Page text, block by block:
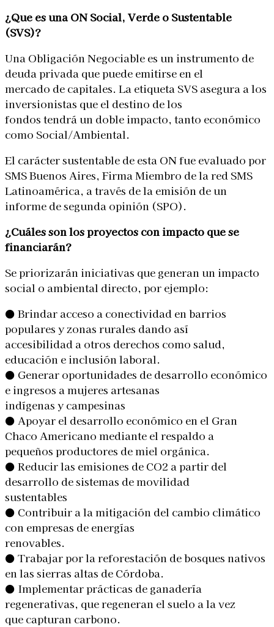
¿Que es una ON Social, Verde o Sustentable
(SVS)?
Una Obligación Negociable es un instrumento de
deuda privada que puede emitirse en el
mercado de capitales. La etiqueta SVS asegura a los
inversionistas que el destino de los
fondos tendrá un doble impacto, tanto económico
como Social/Ambiental.
El carácter sustentable de esta ON fue evaluado por
SMS Buenos Aires, Firma Miembro de la red SMS
Latinoamérica, a través de la emisión de un
informe de segunda opinión (SPO).
¿Cuáles son los proyectos con impacto que se
financiarán?
Se priorizarán iniciativas que generan un impacto
social o ambiental directo, por ejemplo:
● Brindar acceso a conectividad en barrios
populares y zonas rurales dando así
accesibilidad a otros derechos como salud,
educación e inclusión laboral.
● Generar oportunidades de desarrollo económico
e ingresos a mujeres artesanas
indígenas y campesinas
● Apoyar el desarrollo económico en el Gran
Chaco Americano mediante el respaldo a
pequeños productores de miel orgánica.
● Reducir las emisiones de CO2 a partir del
desarrollo de sistemas de movilidad
sustentables
● Contribuir a la mitigación del cambio climático
con empresas de energías
renovables.
● Trabajar por la reforestación de bosques nativos
en las sierras altas de Córdoba.
● Implementar prácticas de ganadería
regenerativas, que regeneran el suelo a la vez
que capturan carbono.